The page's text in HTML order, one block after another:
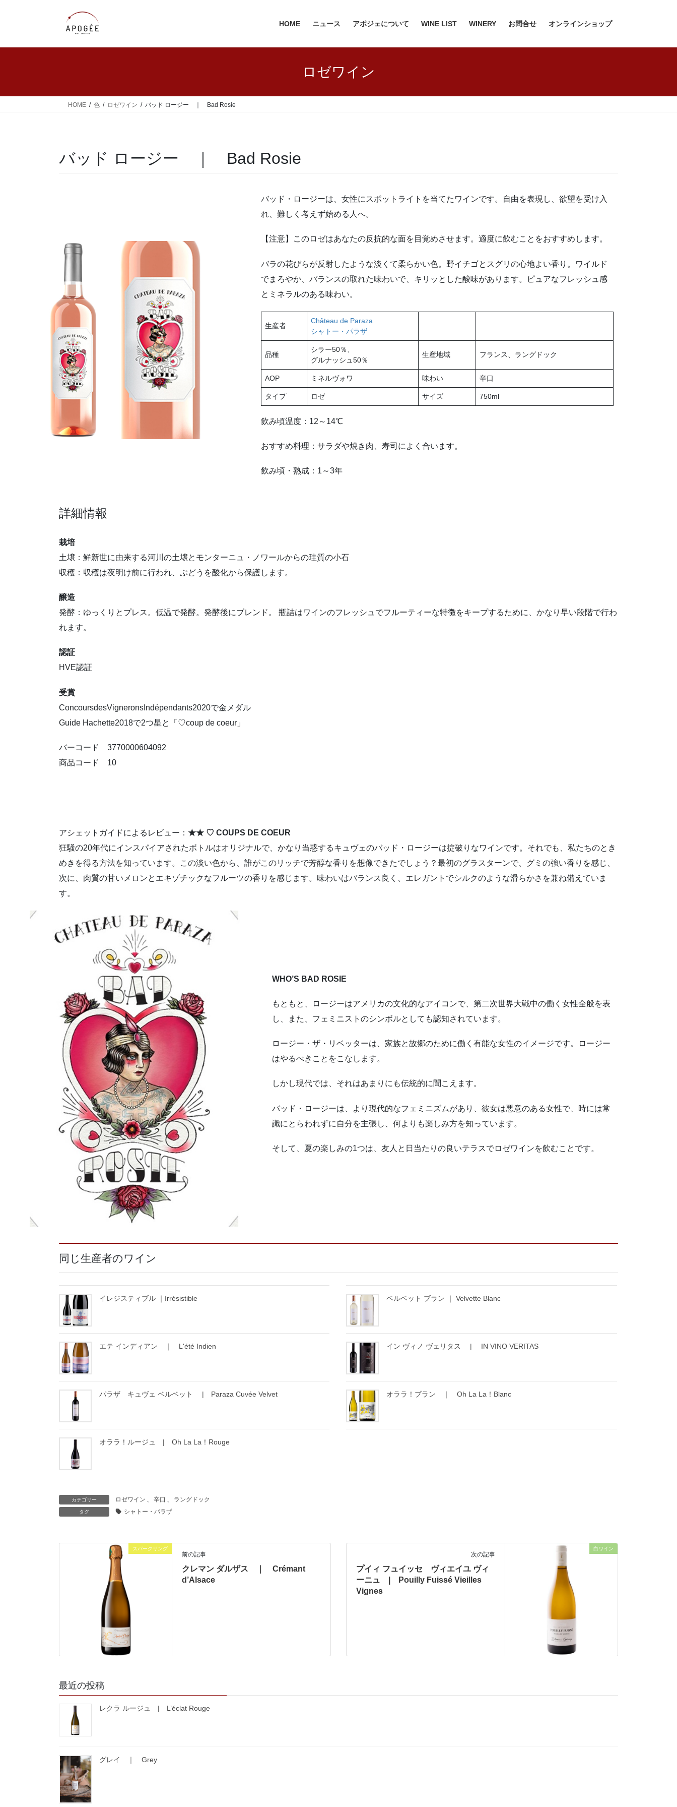
HOME ニュース アポジェについて WINE LIST WINERY お問合せ オンラインショップ
ロゼワイン
HOME 色 ロゼワイン バッド ロージー ｜ Bad Rosie
バッド ロージー ｜ Bad Rosie
バッド・ロージーは、女性にスポットライトを当てたワインです。自由を表現し、欲望を受け入
れ、難しく考えず始める人へ。
【注意】このロゼはあなたの反抗的な面を目覚めさせます。適度に飲むことをおすすめします。
バラの花びらが反射したような淡くて柔らかい色。野イチゴとスグリの心地よい香り。ワイルド
でまろやか、バランスの取れた味わいで、キリッとした酸味があります。ピュアなフレッシュ感
とミネラルのある味わい。
生産者
Château de Paraza
シャトー・パラザ
品種
シラー50％、
グルナッシュ50％
生産地域 フランス、ラングドック
AOP ミネルヴォワ 味わい 辛口
タイプ ロゼ サイズ 750ml
飲み頃温度：12～14℃
おすすめ料理：サラダや焼き肉、寿司によく合います。
飲み頃・熟成：1～3年
詳細情報
栽培
土壌：鮮新世に由来する河川の土壌とモンターニュ・ノワールからの珪質の小石
収穫：収穫は夜明け前に行われ、ぶどうを酸化から保護します。
醸造
発酵：ゆっくりとプレス。低温で発酵。発酵後にブレンド。 瓶詰はワインのフレッシュでフルーティーな特徴をキープするために、かなり早い段階で行わ
れます。
認証
HVE認証
受賞
ConcoursdesVigneronsIndépendants2020で金メダル
Guide Hachette2018で2つ星と「♡coup de coeur」
バーコード 3770000604092
商品コード 10
アシェットガイドによるレビュー： ★★ ♡ COUPS DE COEUR
狂騒の20年代にインスパイアされたボトルはオリジナルで、かなり当惑するキュヴェのバッド・ロージーは掟破りなワインです。それでも、私たちのとき
めきを得る方法を知っています。この淡い色から、誰がこのリッチで芳醇な香りを想像できたでしょう？最初のグラスターンで、グミの強い香りを感じ、
次に、肉質の甘いメロンとエキゾチックなフルーツの香りを感じます。味わいはバランス良く、エレガントでシルクのような滑らかさを兼ね備えていま
す。
WHO’S BAD ROSIE
もともと、ロージーはアメリカの文化的なアイコンで、第二次世界大戦中の働く女性全般を表
し、また、フェミニストのシンボルとしても認知されています。
ロージー・ザ・リベッターは、家族と故郷のために働く有能な女性のイメージです。ロージー
はやるべきことをこなします。
しかし現代では、それはあまりにも伝統的に聞こえます。
バッド・ロージーは、より現代的なフェミニズムがあり、彼女は悪意のある女性で、時には常
識にとらわれずに自分を主張し、何よりも楽しみ方を知っています。
そして、夏の楽しみの1つは、友人と日当たりの良いテラスでロゼワインを飲むことです。
同じ生産者のワイン
イレジスティブル ｜Irrésistible ベルベット ブラン ｜ Velvette Blanc
エテ インディアン ｜ L'été Indien イン ヴィノ ヴェリタス | IN VINO VERITAS
パラザ キュヴェ ベルベット | Paraza Cuvée Velvet オララ！ブラン ｜ Oh La La！Blanc
オララ！ルージュ | Oh La La！Rouge
カテゴリー ロゼワイン 辛口 ラングドック
タグ シャトー・パラザ
スパークリング
前の記事
クレマン ダルザス ｜ Crémant
d’Alsace
白ワイン
次の記事
プイィ フュイッセ ヴィエイユ ヴィ
ーニュ | Pouilly Fuissé Vieilles
Vignes
最近の投稿
レクラ ルージュ | L’éclat Rouge
グレイ ｜ Grey